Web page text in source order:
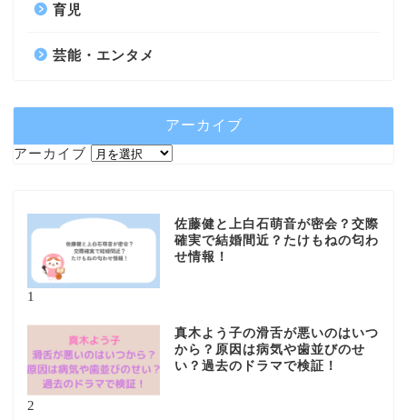
育児
芸能・エンタメ
アーカイブ
アーカイブ
1
佐藤健と上白石萌音が密会？交際
確実で結婚間近？たけもねの匂わ
せ情報！
2
真木よう子の滑舌が悪いのはいつ
から？原因は病気や歯並びのせ
い？過去のドラマで検証！